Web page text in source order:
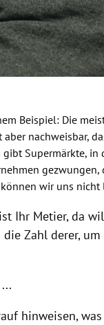
Beispiel: Die
nachweisbar,
Supermärkte,
wir uns
Ihr Metier, da
die Zahl derer,
hinweisen,